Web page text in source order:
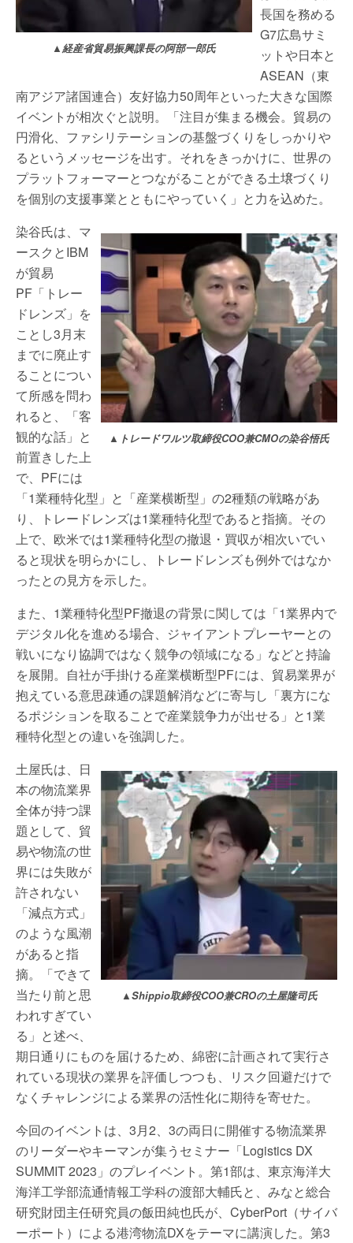
▲経産省貿易振興課長の阿部一郎氏
長国を務める
G7広島サミ
ットや日本と
ASEAN（東
南アジア諸国連合）友好協力50周年といった大きな国際
イベントが相次ぐと説明。「注目が集まる機会。貿易の
円滑化、ファシリテーションの基盤づくりをしっかりや
るというメッセージを出す。それをきっかけに、世界の
プラットフォーマーとつながることができる土壌づくり
を個別の支援事業とともにやっていく」と力を込めた。
▲トレードワルツ取締役COO兼CMOの染谷悟氏
染谷氏は、マ
ースクとIBM
が貿易
PF「トレー
ドレンズ」を
ことし3月末
までに廃止す
ることについ
て所感を問わ
れると、「客
観的な話」と
前置きした上
で、PFには
「1業種特化型」と「産業横断型」の2種類の戦略があ
り、トレードレンズは1業種特化型であると指摘。その
上で、欧米では1業種特化型の撤退・買収が相次いでい
ると現状を明らかにし、トレードレンズも例外ではなか
ったとの見方を示した。
また、1業種特化型PF撤退の背景に関しては「1業界内で
デジタル化を進める場合、ジャイアントプレーヤーとの
戦いになり協調ではなく競争の領域になる」などと持論
を展開。自社が手掛ける産業横断型PFには、貿易業界が
抱えている意思疎通の課題解消などに寄与し「裏方にな
るポジションを取ることで産業競争力が出せる」と1業
種特化型との違いを強調した。
▲Shippio取締役COO兼CROの土屋隆司氏
土屋氏は、日
本の物流業界
全体が持つ課
題として、貿
易や物流の世
界には失敗が
許されない
「減点方式」
のような風潮
があると指
摘。「できて
当たり前と思
われすぎてい
る」と述べ、
期日通りにものを届けるため、綿密に計画されて実行さ
れている現状の業界を評価しつつも、リスク回避だけで
なくチャレンジによる業界の活性化に期待を寄せた。
今回のイベントは、3月2、3の両日に開催する物流業界
のリーダーやキーマンが集うセミナー「Logistics DX
SUMMIT 2023」のプレイベント。第1部は、東京海洋大
海洋工学部流通情報工学科の渡部大輔氏と、みなと総合
研究財団主任研究員の飯田純也氏が、CyberPort（サイバ
ーポート）による港湾物流DXをテーマに講演した。第3